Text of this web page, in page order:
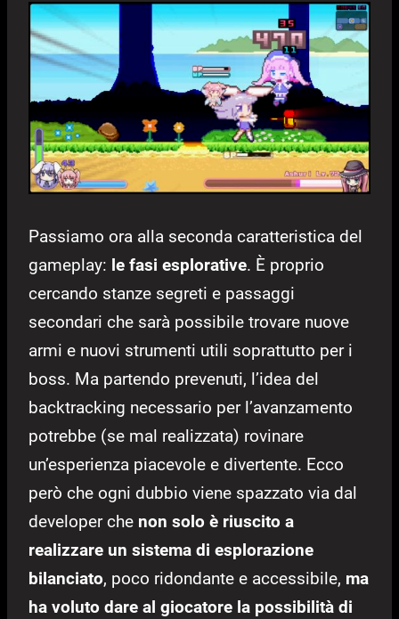
Passiamo ora alla seconda caratteristica del
gameplay: le fasi esplorative. È proprio
cercando stanze segreti e passaggi
secondari che sarà possibile trovare nuove
armi e nuovi strumenti utili soprattutto per i
boss. Ma partendo prevenuti, l’idea del
backtracking necessario per l’avanzamento
potrebbe (se mal realizzata) rovinare
un’esperienza piacevole e divertente. Ecco
però che ogni dubbio viene spazzato via dal
developer che non solo è riuscito a
realizzare un sistema di esplorazione
bilanciato, poco ridondante e accessibile, ma
ha voluto dare al giocatore la possibilità di